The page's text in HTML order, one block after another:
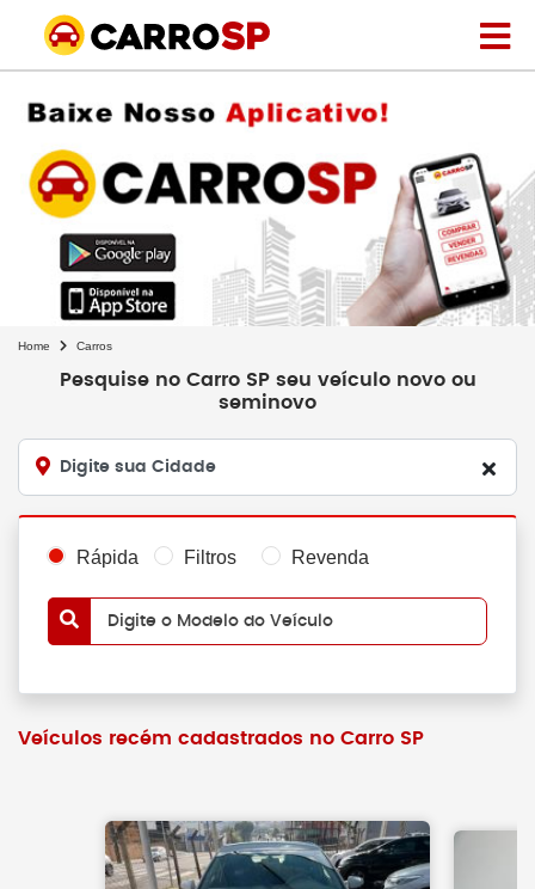
Home Carros
Pesquise no Carro SP seu veículo novo ou
seminovo
Digite sua Cidade
Rápida Filtros Revenda
Digite o Modelo do Veículo
Veículos recém cadastrados no Carro SP